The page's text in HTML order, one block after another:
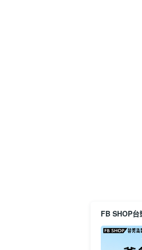
FB SHOP